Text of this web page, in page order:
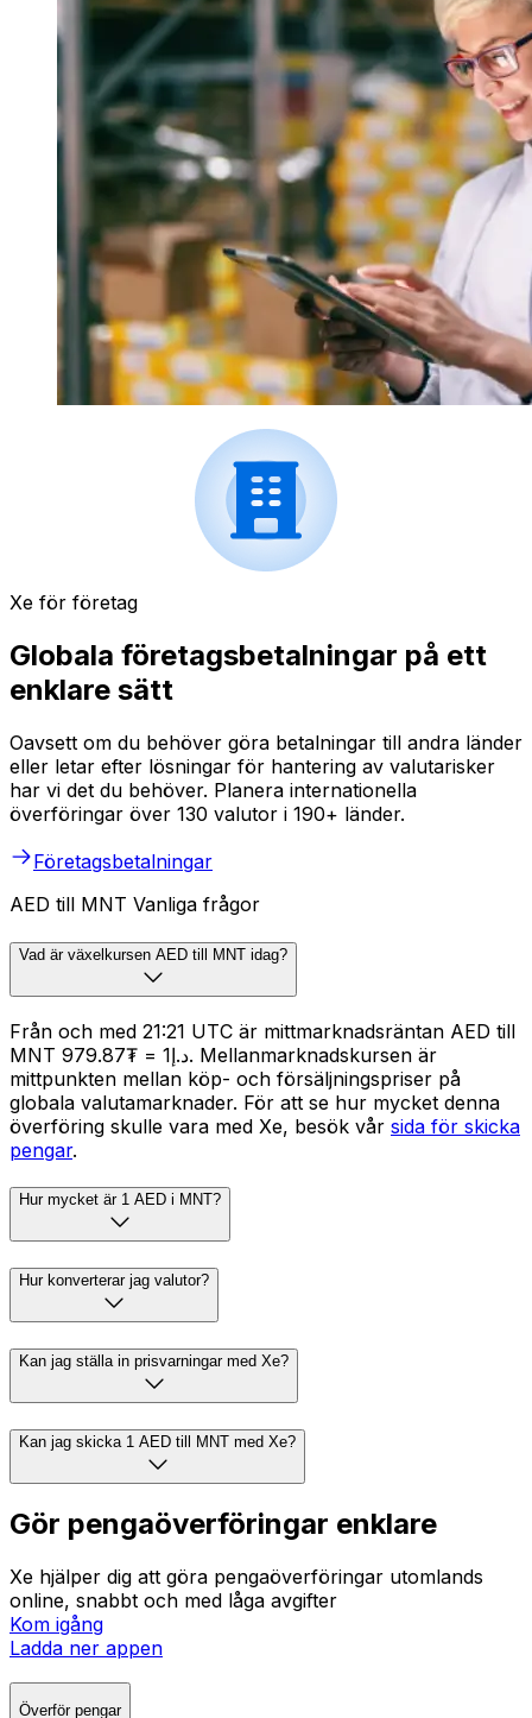
Xe för företag
Globala företagsbetalningar på ett
enklare sätt
Oavsett om du behöver göra betalningar till andra länder
eller letar efter lösningar för hantering av valutarisker
har vi det du behöver. Planera internationella
överföringar över 130 valutor i 190+ länder.
Företagsbetalningar
AED till MNT Vanliga frågor
Vad är växelkursen AED till MNT idag?
Från och med 21:21 UTC är mittmarknadsräntan AED till
MNT د.إ1 = ₮979.87. Mellanmarknadskursen är
mittpunkten mellan köp- och försäljningspriser på
globala valutamarknader. För att se hur mycket denna
överföring skulle vara med Xe, besök vår sida för skicka
pengar.
Hur mycket är 1 AED i MNT?
Hur konverterar jag valutor?
Kan jag ställa in prisvarningar med Xe?
Kan jag skicka 1 AED till MNT med Xe?
Gör pengaöverföringar enklare
Xe hjälper dig att göra pengaöverföringar utomlands
online, snabbt och med låga avgifter
Kom igång
Ladda ner appen
Överför pengar